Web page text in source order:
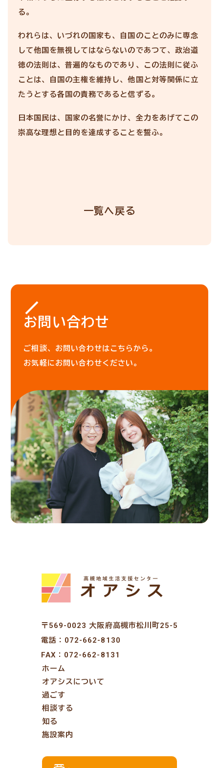
る。
われらは、いづれの国家も、自国のことのみに専念
して他国を無視してはならないのであつて、政治道
徳の法則は、普遍的なものであり、この法則に従ふ
ことは、自国の主権を維持し、他国と対等関係に立
たうとする各国の責務であると信ずる。
日本国民は、国家の名誉にかけ、全力をあげてこの
崇高な理想と目的を達成することを誓ふ。
一覧へ戻る
お問い合わせ
ご相談、お問い合わせはこちらから。
お気軽にお問い合わせください。
〒569-0023 大阪府高槻市松川町25-5
電話： 072-662-8130
FAX：072-662-8131
ホーム
オアシスについて
過ごす
相談する
知る
施設案内